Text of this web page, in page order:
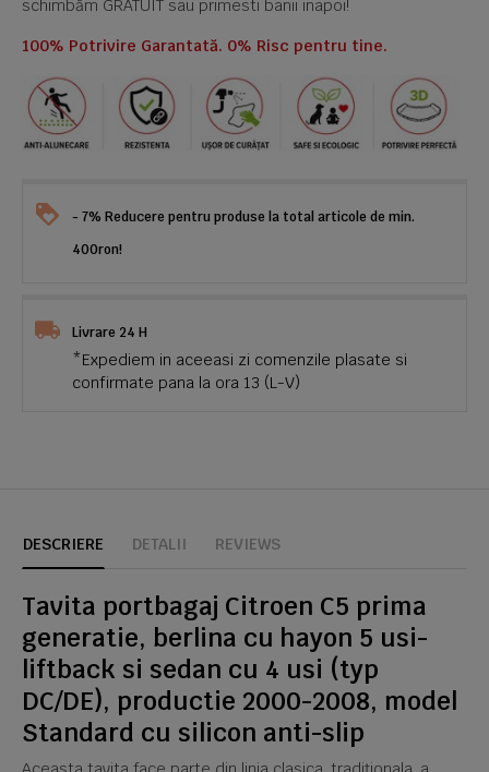
schimbăm GRATUIT sau primesti banii inapoi!
100% Potrivire Garantată. 0% Risc pentru tine.
- 7% Reducere pentru produse la total articole de min.
400ron!
Livrare 24 H
*Expediem in aceeasi zi comenzile plasate si
confirmate pana la ora 13 (L-V)
DESCRIERE DETALII REVIEWS
Tavita portbagaj Citroen C5 prima
generatie, berlina cu hayon 5 usi-
liftback si sedan cu 4 usi (typ
DC/DE), productie 2000-2008, model
Standard cu silicon anti-slip